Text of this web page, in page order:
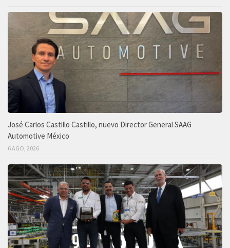
José Carlos Castillo Castillo, nuevo Director General SAAG
Automotive México
6 AGO, 2026